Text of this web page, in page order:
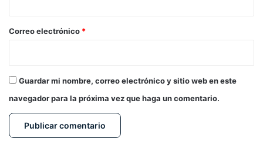
*
Correo electrónico *
Guardar mi nombre, correo electrónico y sitio web en este
navegador para la próxima vez que haga un comentario.